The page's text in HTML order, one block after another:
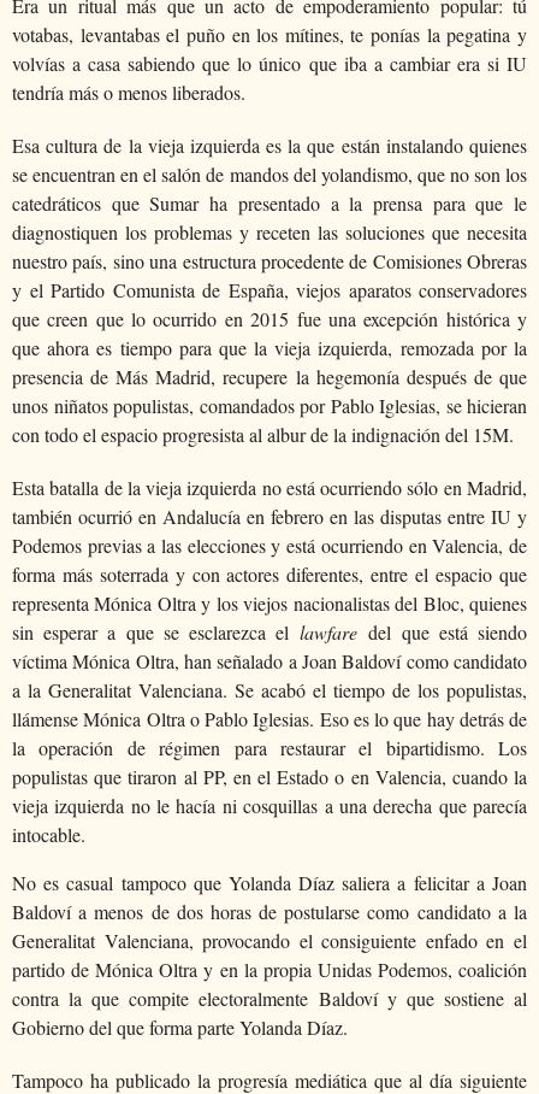
Era un ritual más que un acto de empoderamiento popular: tú
votabas, levantabas el puño en los mítines, te ponías la pegatina y
volvías a casa sabiendo que lo único que iba a cambiar era si IU
tendría más o menos liberados.
Esa cultura de la vieja izquierda es la que están instalando quienes
se encuentran en el salón de mandos del yolandismo, que no son los
catedráticos que Sumar ha presentado a la prensa para que le
diagnostiquen los problemas y receten las soluciones que necesita
nuestro país, sino una estructura procedente de Comisiones Obreras
y el Partido Comunista de España, viejos aparatos conservadores
que creen que lo ocurrido en 2015 fue una excepción histórica y
que ahora es tiempo para que la vieja izquierda, remozada por la
presencia de Más Madrid, recupere la hegemonía después de que
unos niñatos populistas, comandados por Pablo Iglesias, se hicieran
con todo el espacio progresista al albur de la indignación del 15M.
Esta batalla de la vieja izquierda no está ocurriendo sólo en Madrid,
también ocurrió en Andalucía en febrero en las disputas entre IU y
Podemos previas a las elecciones y está ocurriendo en Valencia, de
forma más soterrada y con actores diferentes, entre el espacio que
representa Mónica Oltra y los viejos nacionalistas del Bloc, quienes
sin esperar a que se esclarezca ellawfare del que está siendo
víctima Mónica Oltra, han señalado a Joan Baldoví como candidato
a la Generalitat Valenciana. Se acabó el tiempo de los populistas,
llámense Mónica Oltra o Pablo Iglesias. Eso es lo que hay detrás de
la operación de régimen para restaurar el bipartidismo. Los
populistas que tiraron al PP, en el Estado o en Valencia, cuando la
vieja izquierda no le hacía ni cosquillas a una derecha que parecía
intocable.
No es casual tampoco que Yolanda Díaz saliera a felicitar a Joan
Baldoví a menos de dos horas de postularse como candidato a la
Generalitat Valenciana, provocando el consiguiente enfado en el
partido de Mónica Oltra y en la propia Unidas Podemos, coalición
contra la que compite electoralmente Baldoví y que sostiene al
Gobierno del que forma parte Yolanda Díaz.
Tampoco ha publicado la progresía mediática que al día siguiente